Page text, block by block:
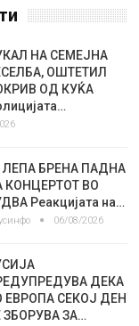
НА СЕМЕЈНА
ОШТЕТИЛ
ОД КУЌА
ЛЕПА БРЕНА ПАДНА
КОНЦЕРТОТ ВО
Реакцијата на…
06/08/2026
ДЕКА
ЕВРОПА СЕКОЈ ДЕН
ЗБОРУВА ЗА…